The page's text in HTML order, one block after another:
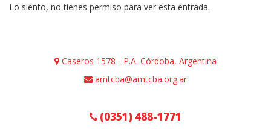
Lo siento, no tienes permiso para ver esta entrada.
Caseros 1578 - P.A. Córdoba, Argentina
amtcba@amtcba.org.ar
(0351) 488-1771